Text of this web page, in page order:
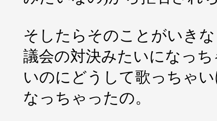
そしたらそのことがいき
議会の対決みたいになっ
いのにどうして歌っちゃ
なっちゃったの。